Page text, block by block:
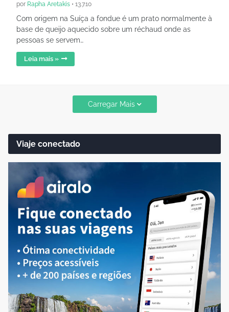
por Rapha Aretakis • 13.7.10
Com origem na Suíça a fondue é um prato normalmente à
base de queijo aquecido sobre um réchaud onde as
pessoas se servem…
Leia mais »
Carregar Mais
Viaje conectado